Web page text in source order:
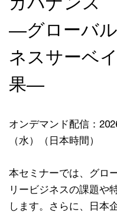
―グローバ
ネスサーベ
果―
オンデマンド配信：
（水）（日本時間）
本セミナーでは、グロ
リービジネスの課題や
します。さらに、日本